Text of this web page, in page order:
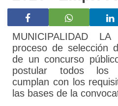
MUNICIPALIDAD
proceso de selección
de un concurso
postular todos los
cumplan con los
las bases de la